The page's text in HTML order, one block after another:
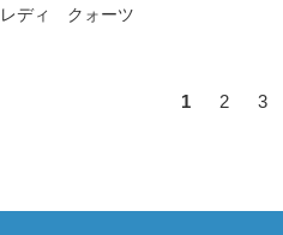
レディ クォーツ
1 2 3